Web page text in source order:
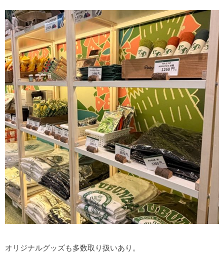
オリジナルグッズも多数取り扱いあり。